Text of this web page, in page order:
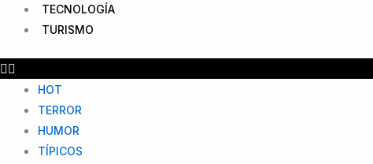
TECNOLOGÍA
TURISMO
HOT
TERROR
HUMOR
TÍPICOS